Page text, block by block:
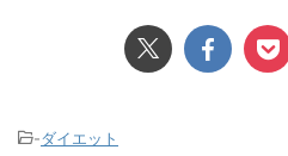
-ダイエット